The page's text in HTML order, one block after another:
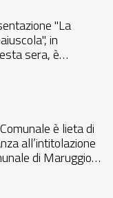
"La
in
sera, è
degli...
è lieta di
all’intitolazione
di Maruggio